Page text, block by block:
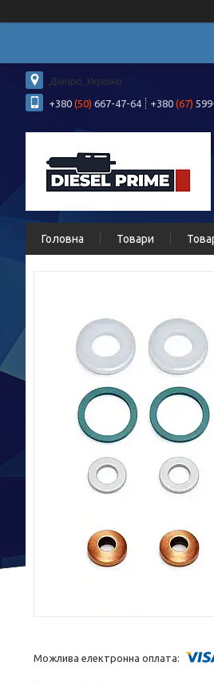
Дніпро, Україна
+380 (50) 667-47-64 +380 (67)
Головна Товари